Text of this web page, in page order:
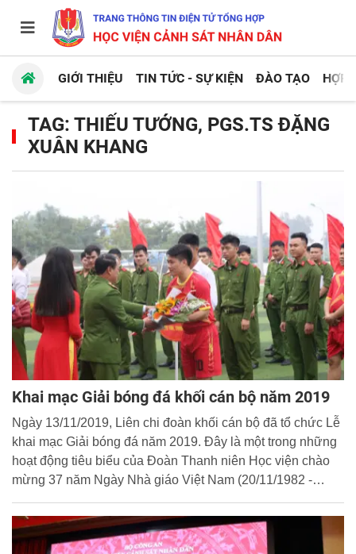
GIỚI THIỆU TIN TỨC - SỰ KIỆN ĐÀO TẠO HỢP
TAG: THIẾU TƯỚNG, PGS.TS ĐẶNG
XUÂN KHANG
Khai mạc Giải bóng đá khối cán bộ năm 2019
Ngày 13/11/2019, Liên chi đoàn khối cán bộ đã tổ chức Lễ
khai mạc Giải bóng đá năm 2019. Đây là một trong những
hoạt động tiêu biểu của Đoàn Thanh niên Học viện chào
mừng 37 năm Ngày Nhà giáo Việt Nam (20/11/1982 -
Thanh niên Cộng sản Hồ Chí Minh - Học viện CSND lần
thứ XVIII, nhiệm kỳ 2019 - 2022.